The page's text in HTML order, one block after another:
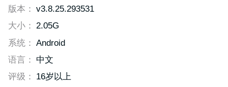
版本： v3.8.25.293531
大小： 2.05G
系统： Android
语言：
中文
评级：
16岁以上